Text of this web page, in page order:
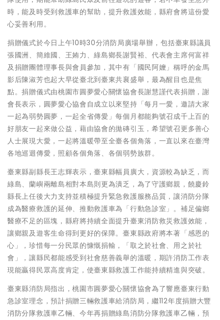
時，能及時受到救護車的幫助，提升救護效能，縣府會將這份愛
心妥善利用。
捐贈儀式於今日上午10時30分消防局廣場舉辦，包括臺東縣議員
張國洲、簡維國、王姷力、綠島鄉長謝賢裕、代表會主席何富祥
及捐贈團體理事長與會員參加，其中有「國民阿嬤」稱呼的金馬
影后陳淑芳也起大早從臺北到臺東共襄盛舉，最為醒目也是焦
點。捐贈儀式由桃園市圓夢愛心關懷協會長謝慧謹代表捐贈，謝
會長表示，圓夢愛心協會自成立以來堅持「每月一愛，邀請大家
一起為弱勢圓夢，一起全省傳愛」每個月都能夠號召成千上百的
好朋友一起來做公益，藉由協會的拋磚引玉，希望號召更多善心
人士展現大愛，一起將溫暖帶至全臺各個角落，一直以來在臺灣
各地巡迴傳愛，照顧各個角落、各個弱勢族群。
臺東縣副縣長王志輝表示，臺東縣幅員廣大，資源較為缺乏，而
綠島、蘭嶼兩離島相對本島則更為潰乏，為了守護鄉親，饒慶鈴
縣長上任後大力支持並積極提升緊急救護服務品質，讓消防分隊
成為醫療救護的延伸、推動救護車為「行動急診室」。補足偏鄉
醫療不足的區塊，縣府將持續全面提升臺東消防救災救護效能，
讓鄉親及遊客生命得到更好的保障。臺東縣政府將本著「感恩的
心」，珍惜每一分民眾的慷慨捐輸，「取之於社會、用之於社
會」，讓縣民都能感受到社會慈善義舉的溫暖，期許消防工作表
現能贏得民眾高度肯定，使臺東縣救護工作能持續精進與突破。
臺東縣消防局指出，桃園市圓夢愛心關懷協會為了響應臺東行動
急診室理念，預計捐贈三輛救護車給消防局，繼112年度捐贈大豐
消防分隊救護車乙輛、今年再捐贈綠島消防分隊救護車乙輛，預